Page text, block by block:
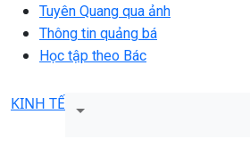
Tuyên Quang qua ảnh
Thông tin quảng bá
Học tập theo Bác
KINH TẾ